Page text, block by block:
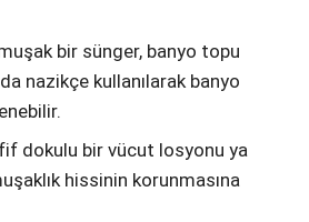
bir sünger, banyo topu
nazikçe kullanılarak banyo
dokulu bir vücut losyonu ya
hissinin korunmasına